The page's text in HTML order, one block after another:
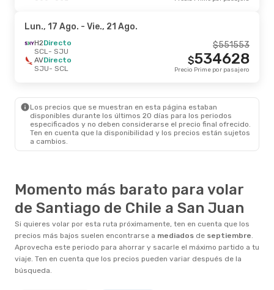
Lun., 17 Ago. - Vie., 21 Ago.
H2Directo
SCL- SJU
AVDirecto
SJU- SCL
551553
$
534628
$
Precio Prime por pasajero
Los precios que se muestran en esta página estaban
disponibles durante los últimos 20 días para los periodos
especificados y no deben considerarse el precio final ofrecido.
Ten en cuenta que la disponibilidad y los precios están sujetos
a cambios.
Momento más barato para volar
de Santiago de Chile a San Juan
Si quieres volar por esta ruta próximamente, ten en cuenta que los
precios más bajos suelen encontrarse a mediados de septiembre.
Aprovecha este periodo para ahorrar y sacarle el máximo partido a tu
viaje. Ten en cuenta que los precios pueden variar después de la
búsqueda.